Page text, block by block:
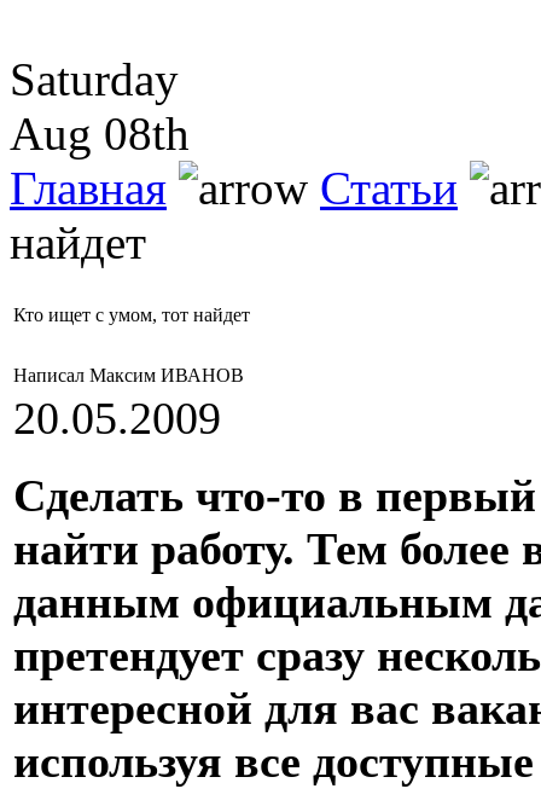
Saturday
Aug 08th
Главная
Статьи
найдет
Кто ищет с умом, тот найдет
Написал Максим ИВАНОВ
20.05.2009
Сделать что-то в
найти работу. Тем
данным официальным
претендует сразу
интересной для вас
используя все